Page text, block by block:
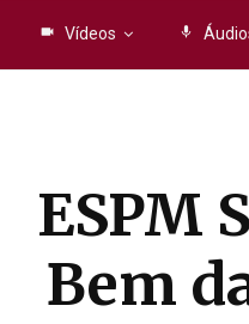
videocam Vídeos mic
ESPM
Bem